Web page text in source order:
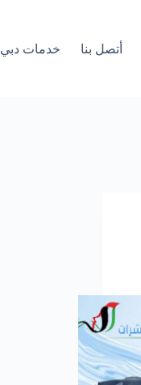
أتصل بنا خدمات دبي